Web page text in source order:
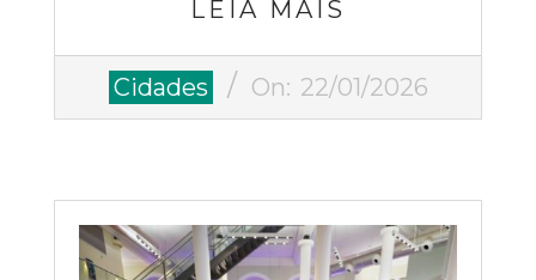
LEIA MAIS
2026-
Cidades On: 22/01/2026